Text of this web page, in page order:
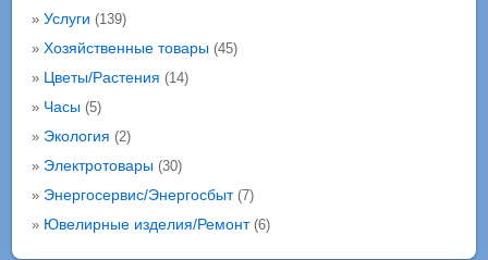
» Услуги (139)
» Хозяйственные товары(45)
» Цветы/Растения (14)
» Часы(5)
» Экология (2)
» Электротовары(30)
» Энергосервис/Энергосбыт(7)
» Ювелирные изделия/Ремонт(6)